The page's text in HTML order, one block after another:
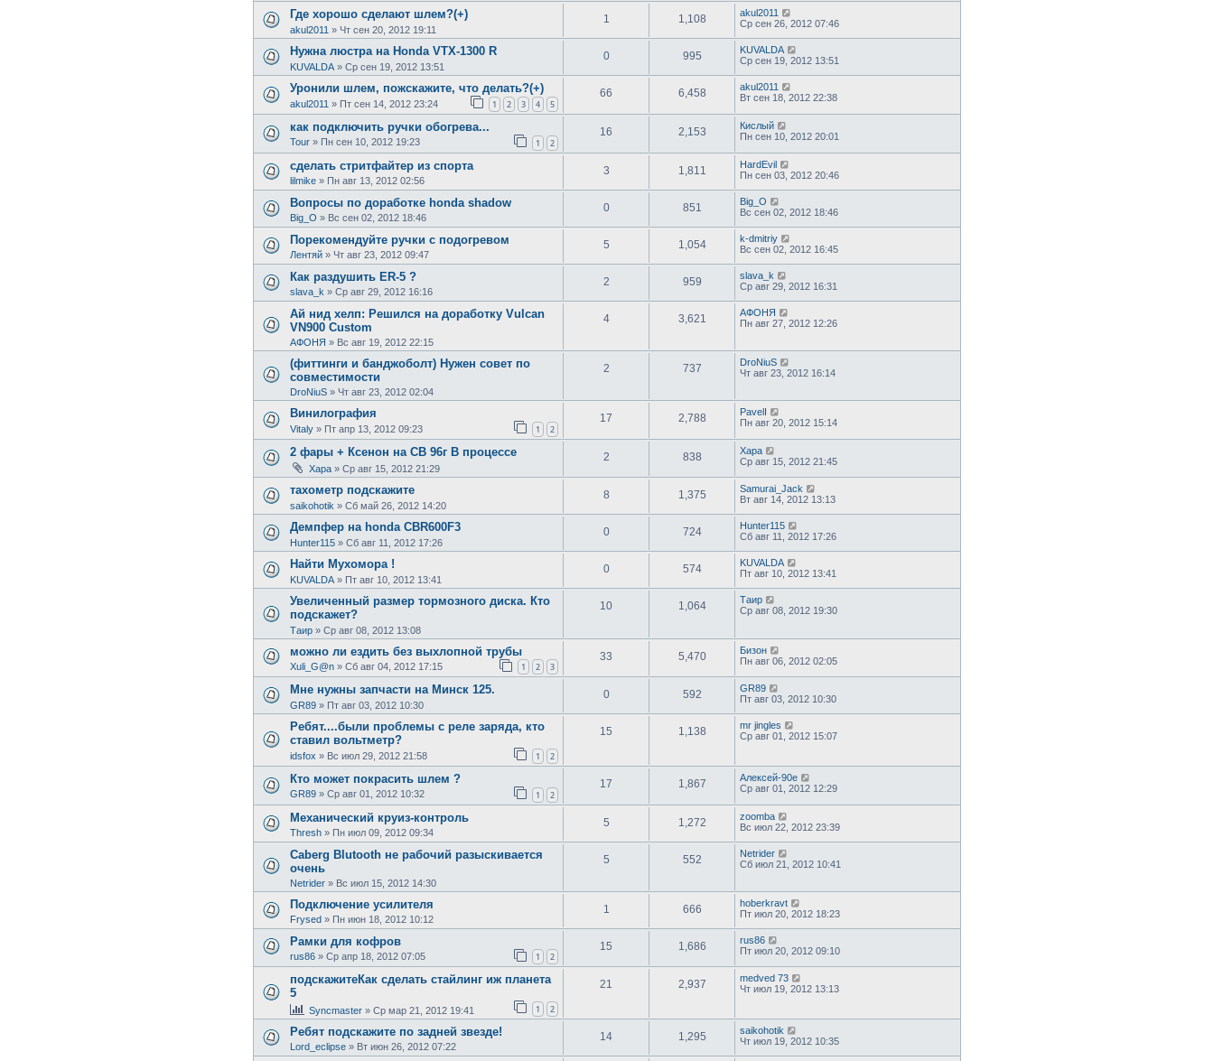
Где хорошо сделают шлем?(+)
akul2011 » Чт сен 20, 2012 19:11
1 1,108
akul2011
Ср сен 26, 2012 07:46
Нужна люстра на Honda VTX-1300 R
KUVALDA » Ср сен 19, 2012 13:51
0 995
KUVALDA
Ср сен 19, 2012 13:51
Уронили шлем, пожскажите, что делать?(+)
akul2011 » Пт сен 14, 2012 23:24 1 2 3 4 5
66 6,458
akul2011
Вт сен 18, 2012 22:38
как подключить ручки обогрева...
Tour » Пн сен 10, 2012 19:23 1 2
16 2,153
Кислый
Пн сен 10, 2012 20:01
сделать стритфайтер из спорта
lilmike » Пн авг 13, 2012 02:56
3 1,811
HardEvil
Пн сен 03, 2012 20:46
Вопросы по доработке honda shadow
Big_O » Вс сен 02, 2012 18:46
0 851
Big_O
Вс сен 02, 2012 18:46
Порекомендуйте ручки с подогревом
Лентяй » Чт авг 23, 2012 09:47
5 1,054
k-dmitriy
Вс сен 02, 2012 16:45
Как раздушить ER-5 ?
slava_k » Ср авг 29, 2012 16:16
2 959
slava_k
Ср авг 29, 2012 16:31
Ай нид хелп: Решился на доработку Vulcan
VN900 Custom
АФОНЯ » Вс авг 19, 2012 22:15
4 3,621
АФОНЯ
Пн авг 27, 2012 12:26
(фиттинги и банджоболт) Нужен совет по
совместимости
DroNiuS » Чт авг 23, 2012 02:04
2 737
DroNiuS
Чт авг 23, 2012 16:14
Винилография
Vitaly » Пт апр 13, 2012 09:23 1 2
17 2,788
PavelI
Пн авг 20, 2012 15:14
2 фары + Ксенон на CB 96г В процессе
Хара » Ср авг 15, 2012 21:29
2 838
Хара
Ср авг 15, 2012 21:45
тахометр подскажите
saikohotik » Сб май 26, 2012 14:20
8 1,375
Samurai_Jack
Вт авг 14, 2012 13:13
Демпфер на honda CBR600F3
Hunter115 » Сб авг 11, 2012 17:26
0 724
Hunter115
Сб авг 11, 2012 17:26
Найти Мухомора !
KUVALDA » Пт авг 10, 2012 13:41
0 574
KUVALDA
Пт авг 10, 2012 13:41
Увеличенный размер тормозного диска. Кто
подскажет?
Таир » Ср авг 08, 2012 13:08
10 1,064
Таир
Ср авг 08, 2012 19:30
можно ли ездить без выхлопной трубы
Xuli_G@n » Сб авг 04, 2012 17:15 1 2 3
33 5,470
Бизон
Пн авг 06, 2012 02:05
Мне нужны запчасти на Минск 125.
GR89 » Пт авг 03, 2012 10:30
0 592
GR89
Пт авг 03, 2012 10:30
Ребят....были проблемы с реле заряда, кто
ставил вольтметр?
idsfox » Вс июл 29, 2012 21:58 1 2
15 1,138
mr jingles
Ср авг 01, 2012 15:07
Кто может покрасить шлем ?
GR89 » Ср авг 01, 2012 10:32 1 2
17 1,867
Алексей-90е
Ср авг 01, 2012 12:29
Механический круиз-контроль
Thresh » Пн июл 09, 2012 09:34
5 1,272
zoomba
Вс июл 22, 2012 23:39
Caberg Blutooth не рабочий разыскивается
очень
Netrider » Вс июл 15, 2012 14:30
5 552
Netrider
Сб июл 21, 2012 10:41
Подключение усилителя
Frysed » Пн июн 18, 2012 10:12
1 666
hoberkravt
Пт июл 20, 2012 18:23
Рамки для кофров
rus86 » Ср апр 18, 2012 07:05 1 2
15 1,686
rus86
Пт июл 20, 2012 09:10
подскажитеКак сделать стайлинг иж планета
5
Syncmaster » Ср мар 21, 2012 19:41 1 2
21 2,937
medved 73
Чт июл 19, 2012 13:13
Ребят подскажите по задней звезде!
Lord_eclipse » Вт июн 26, 2012 07:22
14 1,295
saikohotik
Чт июл 19, 2012 10:35